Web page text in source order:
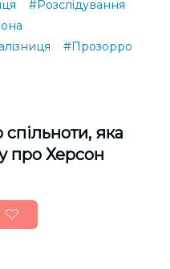
#Розслідування
#Прозорро
яка
про Херсон